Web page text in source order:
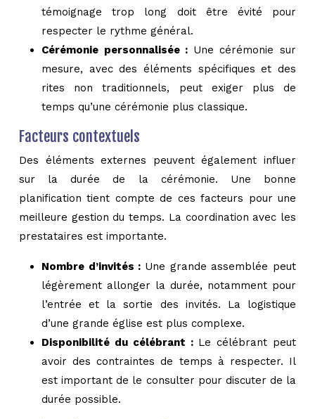
témoignage trop long doit être évité pour
respecter le rythme général.
Cérémonie personnalisée : Une cérémonie sur
mesure, avec des éléments spécifiques et des
rites non traditionnels, peut exiger plus de
temps qu’une cérémonie plus classique.
Facteurs contextuels
Des éléments externes peuvent également influer
sur la durée de la cérémonie. Une bonne
planification tient compte de ces facteurs pour une
meilleure gestion du temps. La coordination avec les
prestataires est importante.
Nombre d’invités : Une grande assemblée peut
légèrement allonger la durée, notamment pour
l’entrée et la sortie des invités. La logistique
d’une grande église est plus complexe.
Disponibilité du célébrant : Le célébrant peut
avoir des contraintes de temps à respecter. Il
est important de le consulter pour discuter de la
durée possible.